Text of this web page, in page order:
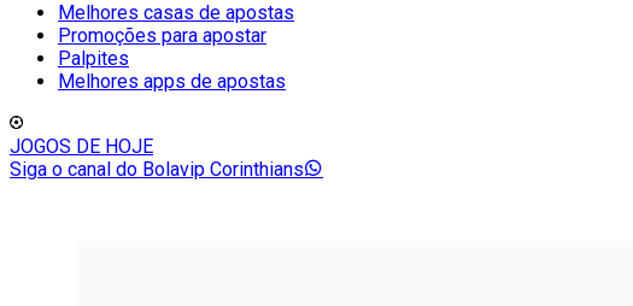
Melhores casas de apostas
Promoções para apostar
Palpites
Melhores apps de apostas
JOGOS DE HOJE
Siga o canal do Bolavip Corinthians